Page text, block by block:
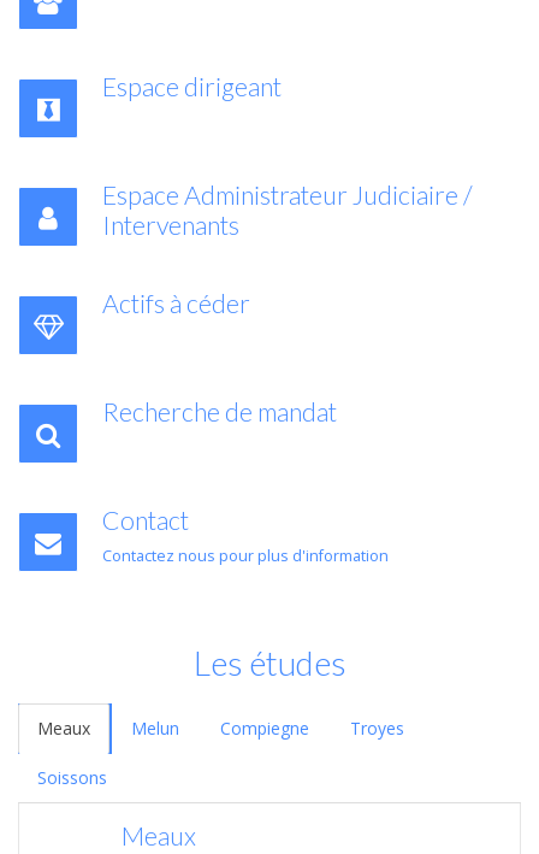
Espace dirigeant
Espace Administrateur Judiciaire /
Intervenants
Actifs à céder
Recherche de mandat
Contact
Contactez nous pour plus d'information
Les études
Meaux Melun Compiegne Troyes
Soissons
Meaux